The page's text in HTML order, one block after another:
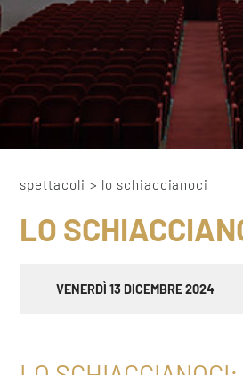
spettacoli > lo schiaccianoci
LO
VENERDÌ 13 DICEMBRE 2024